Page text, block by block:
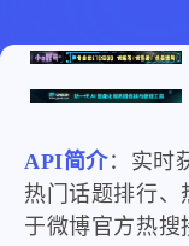
API简介：实时
热门话题排行、
于微博官方热搜